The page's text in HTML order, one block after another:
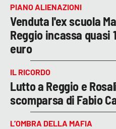
PIANO ALIENAZIONI
Venduta l'ex scuola
Reggio incassa quasi
euro
IL RICORDO
Lutto a Reggio e
scomparsa di Fabio
L’OMBRA DELLA MAFIA